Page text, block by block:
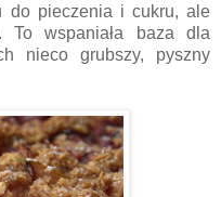
do pieczenia i cukru, ale
To wspaniała baza dla
nieco grubszy, pyszny